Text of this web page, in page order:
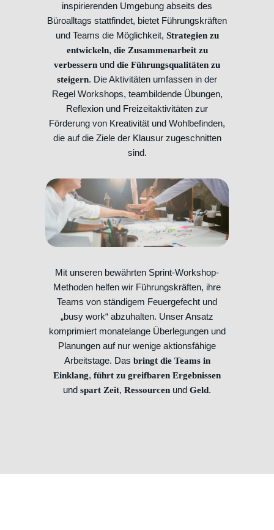
inspirierenden Umgebung abseits des
Büroalltags stattfindet, bietet Führungskräften
und Teams die Möglichkeit, Strategien zu
entwickeln, die Zusammenarbeit zu
verbessern und die Führungsqualitäten zu
steigern. Die Aktivitäten umfassen in der
Regel Workshops, teambildende Übungen,
Reflexion und Freizeitaktivitäten zur
Förderung von Kreativität und Wohlbefinden,
die auf die Ziele der Klausur zugeschnitten
sind.
Mit unseren bewährten Sprint-Workshop-
Methoden helfen wir Führungskräften, ihre
Teams von ständigem Feuergefecht und
„busy work“ abzuhalten. Unser Ansatz
komprimiert monatelange Überlegungen und
Planungen auf nur wenige aktionsfähige
Arbeitstage. Das bringt die Teams in
Einklang, führt zu greifbaren Ergebnissen
und spart Zeit, Ressourcen und Geld.